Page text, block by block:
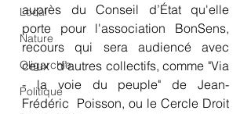
Local
Nature
Oligarchie
Politique
auprès du Conseil d’État qu'elle
porte pour l'association BonSens,
recours qui sera audiencé avec
ceux  d’autres collectifs, comme "Via
- la voie du peuple" de Jean-
Frédéric  Poisson, ou le Cercle Droit